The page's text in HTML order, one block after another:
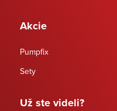
Akcie
Pumpfix
Sety
Už ste videli?